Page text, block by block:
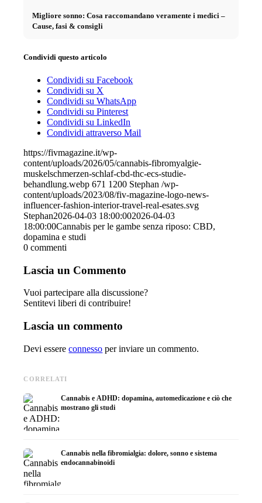
Migliore sonno: Cosa raccomandano veramente i medici –
Cause, fasi & consigli
Condividi questo articolo
Condividi su Facebook
Condividi su X
Condividi su WhatsApp
Condividi su Pinterest
Condividi su LinkedIn
Condividi attraverso Mail
https://fivmagazine.it/wp-
content/uploads/2026/05/cannabis-fibromyalgie-
muskelschmerzen-schlaf-cbd-thc-ecs-studie-
behandlung.webp 671 1200 Stephan /wp-
content/uploads/2023/08/fiv-magazine-logo-news-
influencer-fashion-interior-travel-real-esates.svg
Stephan2026-04-03 18:00:002026-04-03
18:00:00Cannabis per le gambe senza riposo: CBD,
dopamina e studi
0 commenti
Lascia un Commento
Vuoi partecipare alla discussione?
Sentitevi liberi di contribuire!
Lascia un commento
Devi essereconnesso per inviare un commento.
CORRELATI
Cannabis e ADHD: dopamina, automedicazione e ciò che
mostrano gli studi
Cannabis nella fibromialgia: dolore, sonno e sistema
endocannabinoidi